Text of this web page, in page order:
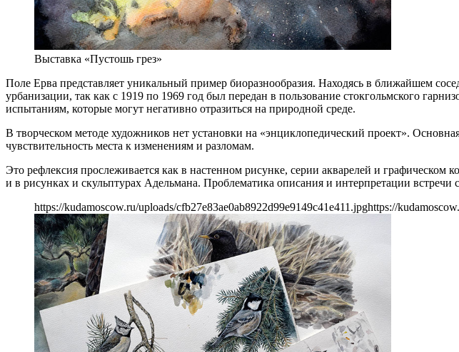
Выставка «Пустошь грез»
Поле Ерва представляет уникальный пример биоразнообразия. Находясь в ближайшем
урбанизации, так как с 1919 по 1969 год был передан в пользование стокгольмского
испытаниям, которые могут негативно отразиться на природной среде.
В творческом методе художников нет установки на «энциклопедический проект».
чувствительность места к изменениям и разломам.
Это рефлексия прослеживается как в настенном рисунке, серии акварелей и графическом
и в рисунках и скульптурах Адельмана. Проблематика описания и интерпретации
https://kudamoscow.ru/uploads/cfb27e83ae0ab8922d99e9149c41e411.jpghttps://